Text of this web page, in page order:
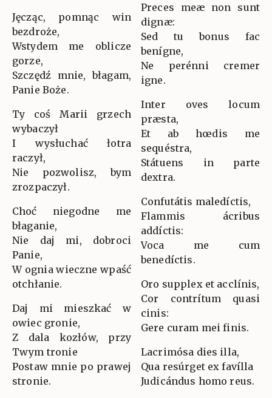
Jęcząc, pomnąc win
bezdroże,
Wstydem me oblicze
gorze,
Szczędź mnie, błagam,
Panie Boże.
Ty coś Marii grzech
wybaczył
I wysłuchać łotra
raczył,
Nie pozwolisz, bym
zrozpaczył.
Choć niegodne me
błaganie,
Nie daj mi, dobroci
Panie,
W ognia wieczne wpaść
otchłanie.
Daj mi mieszkać w
owiec gronie,
Z dala kozłów, przy
Twym tronie
Postaw mnie po prawej
stronie.
Preces meæ non sunt
dignæ:
Sed tu bonus fac
benígne,
Ne perénni cremer
igne.
Inter oves locum
præsta,
Et ab hœdis me
sequéstra,
Státuens in parte
dextra.
Confutátis maledíctis,
Flammis ácribus
addíctis:
Voca me cum
benedíctis.
Oro supplex et acclínis,
Cor contrítum quasi
cinis:
Gere curam mei finis.
Lacrimósa dies illa,
Qua resúrget ex favílla
Judicándus homo reus.